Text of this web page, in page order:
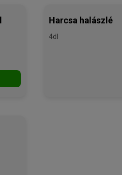
Harcsa halászlé
4dl